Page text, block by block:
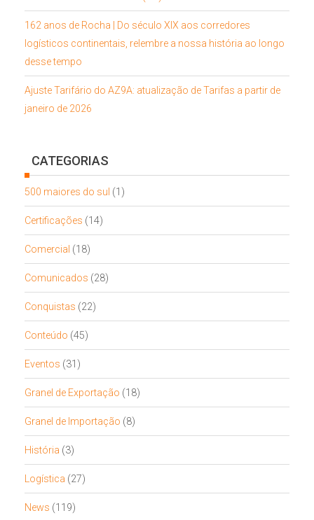
162 anos de Rocha | Do século XIX aos corredores
logísticos continentais, relembre a nossa história ao longo
desse tempo
Ajuste Tarifário do AZ9A: atualização de Tarifas a partir de
janeiro de 2026
CATEGORIAS
500 maiores do sul (1)
Certificações (14)
Comercial (18)
Comunicados (28)
Conquistas (22)
Conteúdo (45)
Eventos (31)
Granel de Exportação (18)
Granel de Importação (8)
História (3)
Logística (27)
News (119)